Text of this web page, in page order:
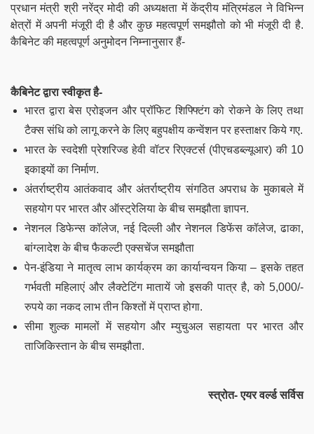
प्रधान मंत्री श्री नरेंद्र मोदी की अध्यक्षता में केंद्रीय मंत्रिमंडल ने विभिन्न
क्षेत्रों में अपनी मंजूरी दी है और कुछ महत्वपूर्ण समझौतो को भी मंजूरी दी है.
कैबिनेट की महत्वपूर्ण अनुमोदन निम्नानुसार हैं-
कैबिनेट द्वारा स्वीकृत है-
भारत द्वारा बेस एरोइजन और प्रॉफिट शिफ्फ्टिंग को रोकने के लिए तथा
टैक्स संधि को लागू करने के लिए बहुपक्षीय कन्वेंशन पर हस्ताक्षर किये गए.
भारत के स्वदेशी प्रेशरिज्ड हेवी वॉटर रिएक्टर्स (पीएचडब्ल्यूआर) की 10
इकाइयों का निर्माण.
अंतर्राष्ट्रीय आतंकवाद और अंतर्राष्ट्रीय संगठित अपराध के मुकाबले में
सहयोग पर भारत और ऑस्ट्रेलिया के बीच समझौता ज्ञापन.
नेशनल डिफेन्स कॉलेज, नई दिल्ली और नेशनल डिफेंस कॉलेज, ढाका,
बांग्लादेश के बीच फैकल्टी एक्सचेंज समझौता
पेन-इंडिया ने मातृत्व लाभ कार्यक्रम का कार्यान्वयन किया – इसके तहत
गर्भवती महिलाएं और लैक्टेटिंग मातायें जो इसकी पात्र है, को 5,000/-
रुपये का नकद लाभ तीन किश्तों में प्राप्त होगा.
सीमा शुल्क मामलों में सहयोग और म्युचुअल सहायता पर भारत और
ताजिकिस्तान के बीच समझौता.
स्त्रोत- एयर वर्ल्ड सर्विस